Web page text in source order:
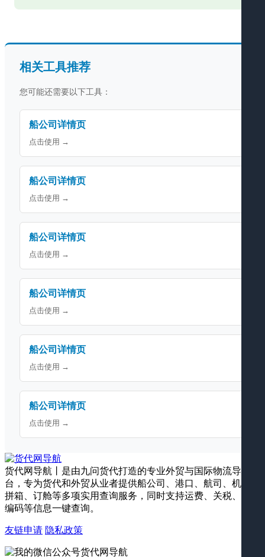
相关工具推荐
您可能还需要以下工具：
船公司详情页
点击使用 →
船公司详情页
点击使用 →
船公司详情页
点击使用 →
船公司详情页
点击使用 →
船公司详情页
点击使用 →
船公司详情页
点击使用 →
货代网导航丨是由九问货代打造的专业外贸与国际物流导航平
台，专为货代和外贸从业者提供船公司、港口、航司、机场、
拼箱、订舱等多项实用查询服务，同时支持运费、关税、海关
编码等信息一键查询。
友链申请 隐私政策